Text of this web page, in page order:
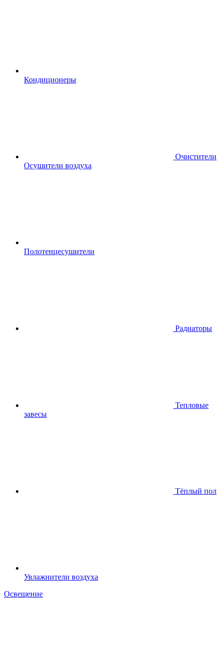
Кондиционеры
Очистители
Осушители воздуха
Полотенцесушители
Радиаторы
Тепловые
завесы
Тёплый пол
Увлажнители воздуха
Освещение